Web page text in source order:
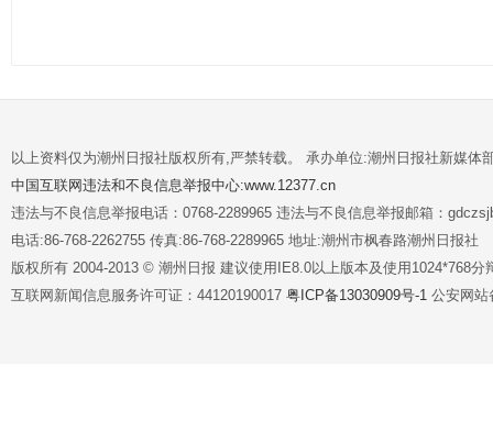
以上资料仅为潮州日报社版权所有,严禁转载。 承办单位:潮州日报社新媒体
中国互联网违法和不良信息举报中心:www.12377.cn
违法与不良信息举报电话：0768-2289965 违法与不良信息举报邮箱：
电话:86-768-2262755 传真:86-768-2289965 地址:潮州市枫春路潮州日报社
版权所有 2004-2013 © 潮州日报 建议使用IE8.0以上版本及使用1024*768分
互联网新闻信息服务许可证：44120190017 粤ICP备13030909号-1 公安网站